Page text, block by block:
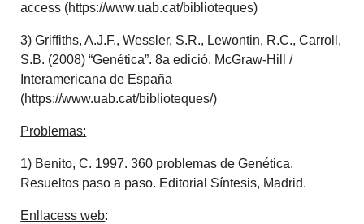
access (https://www.uab.cat/biblioteques)
3) Griffiths, A.J.F., Wessler, S.R., Lewontin, R.C., Carroll,
S.B. (2008) “Genética”. 8a edició. McGraw-Hill /
Interamericana de España
(https://www.uab.cat/biblioteques/)
Problemas:
1) Benito, C. 1997. 360 problemas de Genética.
Resueltos paso a paso. Editorial Síntesis, Madrid.
Enllacess web: